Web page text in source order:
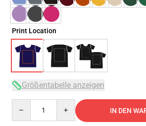
Print Location
Größentabelle anzeigen
IN DEN